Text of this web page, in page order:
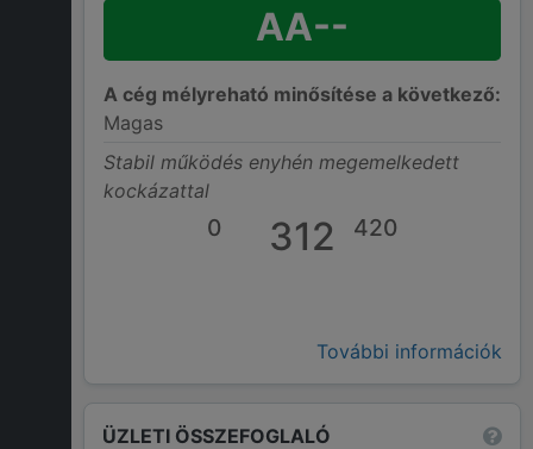
AA--
A cég mélyreható minősítése a következő:
Magas
Stabil működés enyhén megemelkedett
kockázattal
0 312 420
További információk
ÜZLETI ÖSSZEFOGLALÓ